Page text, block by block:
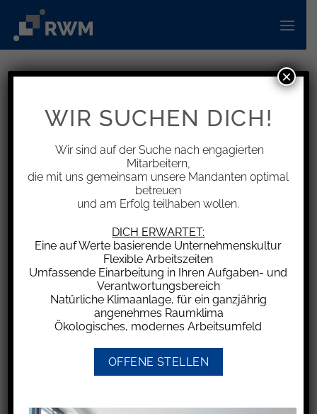
Inhalt
springen
Corona-Hilfen für Selbstständige
sind beitragspflichtiges
Einkommen freiwillig gesetzlich
Krankenversicherter
Das Landessozialgericht Baden-Württemberg
(LSG) hat in 2. Instanz entschieden, dass die an
Unternehmen und Selbstständige im Frühjahr
2020 ausgezahlte „Soforthilfe Corona“
sozialversicherungsrechtlich dem Beitragsrecht
Pflegeversicherung unterfällt. Eine Revision
wurde nicht zugelassen.
Der Zuschuss erhöht den Gewinn des
WIR SUCHEN DICH!
Wir sind auf der Suche nach engagierten
Mitarbeitern,
die mit uns gemeinsam unsere Mandanten optimal
betreuen
und am Erfolg teilhaben wollen.
DICH ERWARTET:
Eine auf Werte basierende Unternehmenskultur
Flexible Arbeitszeiten
Umfassende Einarbeitung in Ihren Aufgaben- und
Verantwortungsbereich
Natürliche Klimaanlage, für ein ganzjährig
angenehmes Raumklima
Ökologisches, modernes Arbeitsumfeld
OFFENE STELLEN
×